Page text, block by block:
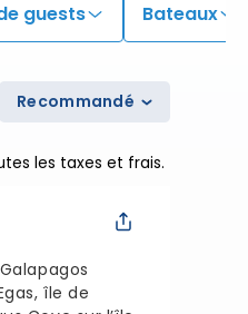
guests Bateaux
Recommandé
les taxes et frais.
île de